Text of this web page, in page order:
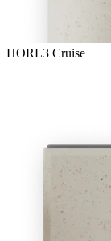
HORL3 Cruise